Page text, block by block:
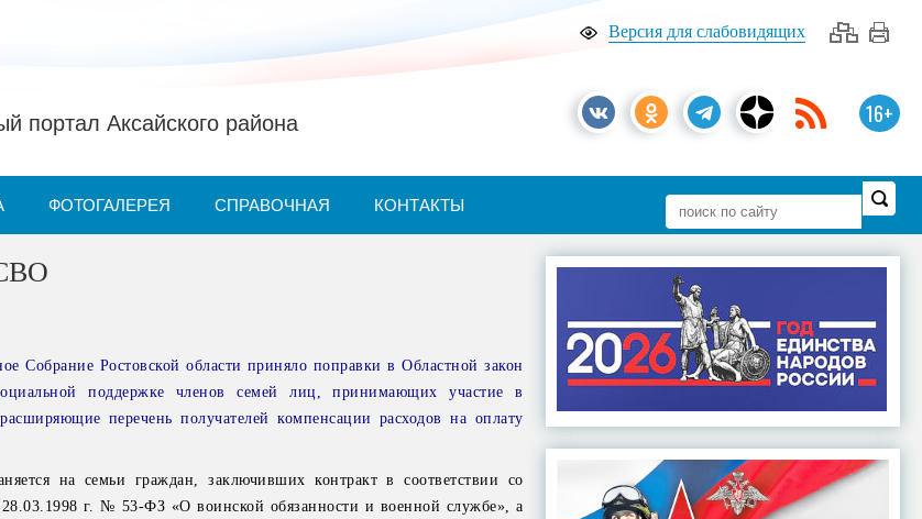
Версия для слабовидящих
16+
портал Аксайского района
ФОТОГАЛЕРЕЯ СПРАВОЧНАЯ КОНТАКТЫ
Собрание Ростовской области приняло поправки в Областной закон
поддержке членов семей лиц, принимающих участие в
перечень получателей компенсации расходов на оплату
на семьи граждан, заключивших контракт в соответствии со
28.03.1998 г. № 53-ФЗ «О воинской обязанности и военной службе», а